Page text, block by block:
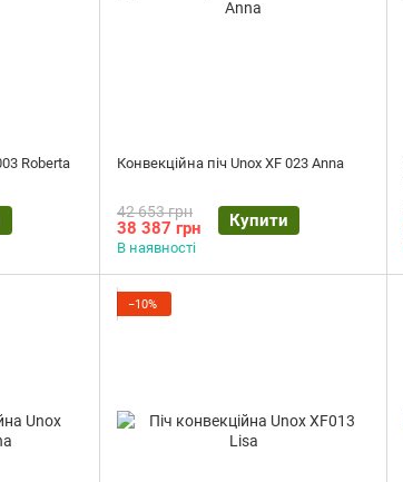
Roberta Конвекційна піч Unox XF 023 Anna
42 653 грн
38 387 грн Купити
В наявності
−10%